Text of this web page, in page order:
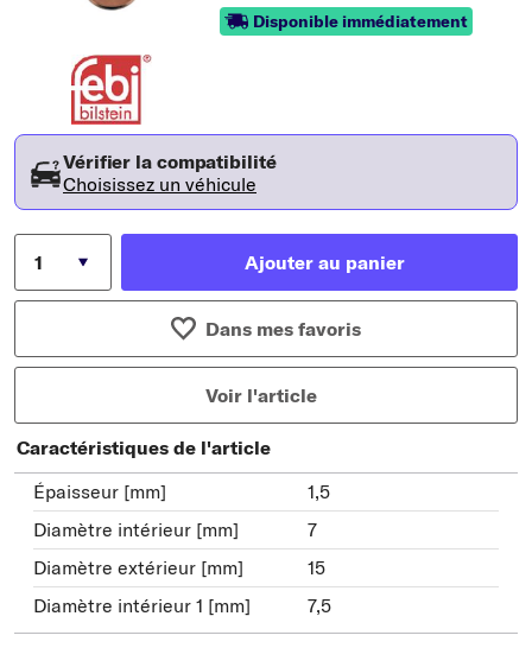
Disponible immédiatement
Vérifier la compatibilité
Choisissez un véhicule
Ajouter au panier
Dans mes favoris
Voir l'article
Caractéristiques de l'article
Épaisseur [mm]
1,5
Diamètre intérieur [mm]
7
Diamètre extérieur [mm]
15
Diamètre intérieur 1 [mm]
7,5